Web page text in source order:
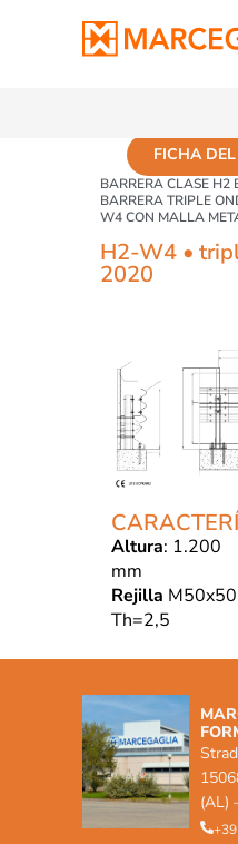
BARRERA CLASE H2
BARRERA TRIPLE
W4 CON MALLA
FICHA
H2-W4 •
2020
Altura: 1.200
mm
Rejilla M50x50
Th=2,5
(AL)